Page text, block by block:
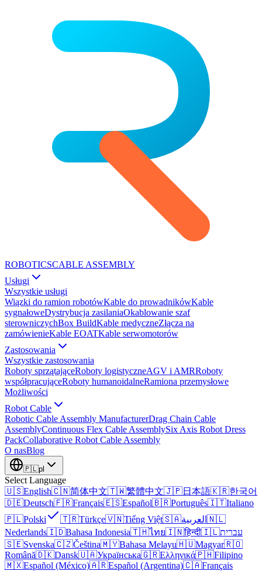
ROBOTICSCABLE ASSEMBLY
Usługi
Wszystkie usługi
Wiązki do ramion robotówKable do prowadnikówKable
sygnałoweDystrybucja zasilaniaOkablowanie szaf
sterowniczychBox BuildKable medyczneZłącza na
zamówienieKable EOATKable serwomotorów
Zastosowania
Wszystkie zastosowania
Roboty sprzątająceRoboty logistyczneAGV i AMRRoboty
współpracująceRoboty humanoidalneRamiona przemysłowe
Możliwości
Robot Cable
Robotic Cable Assembly ManufacturerDrag Chain Cable
AssemblyContinuous Flex Cable AssemblySix Axis Robot Dress
PackCollaborative Robot Cable Assembly
O nasBlog
🇵🇱pl
Select Language
🇺🇸English🇨🇳简体中文🇹🇼繁體中文🇯🇵日本語🇰🇷한국어
🇩🇪Deutsch🇫🇷Français🇪🇸Español🇧🇷Português🇮🇹Italiano
🇵🇱Polski 🇹🇷Türkçe🇻🇳Tiếng Việt🇸🇦العربية 🇳🇱
Nederlands🇮🇩Bahasa Indonesia🇹🇭ไทย🇮🇳हिन्दी🇮🇱עברית
🇸🇪Svenska🇨🇿Čeština🇲🇾Bahasa Melayu🇭🇺Magyar🇷🇴
Română🇩🇰Dansk🇺🇦Українська🇬🇷Ελληνικά🇵🇭Filipino
🇲🇽Español (México)🇦🇷Español (Argentina)🇨🇦Français